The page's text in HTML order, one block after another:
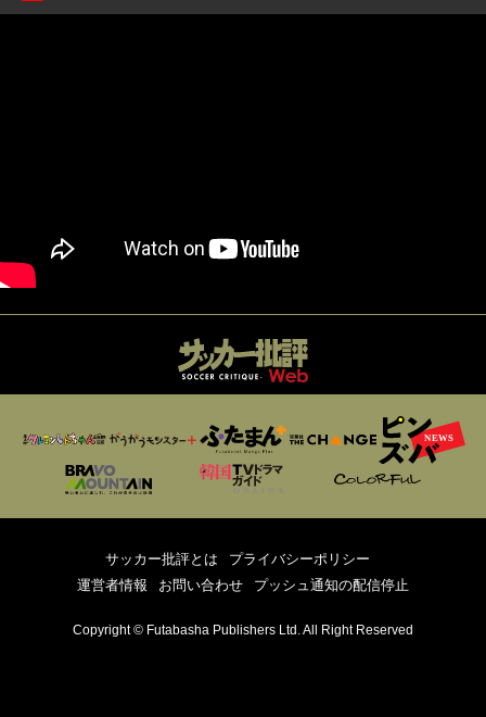
サッカー批評とは
プライバシーポリシー
運営者情報
お問い合わせ プッシュ通知の配信停止
Copyright © Futabasha Publishers Ltd. All Right Reserved